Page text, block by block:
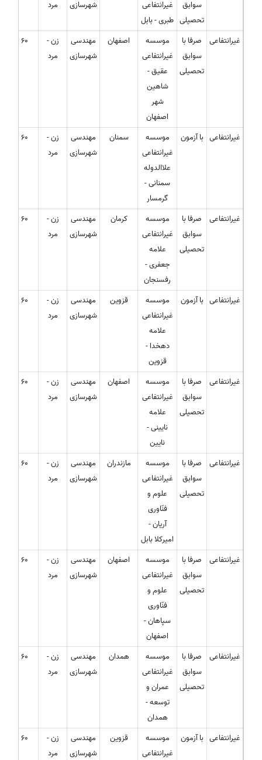
سوابق
تحصیلی
غیرانتفاعی
طبری - بابل
شهرسازی مرد
غیرانتفاعی
صرفا با
سوابق
تحصیلی
موسسه
غیرانتفاعی
عقیق -
شاهین
شهر
اصفهان
اصفهان
مهندسی
شهرسازی
زن -
مرد
60
غیرانتفاعی با آزمون
موسسه
غیرانتفاعی
علاالدوله
سمنانی -
گرمسار
سمنان
مهندسی
شهرسازی
زن -
مرد
60
غیرانتفاعی
صرفا با
سوابق
تحصیلی
موسسه
غیرانتفاعی
علامه
جعفری -
رفسنجان
کرمان
مهندسی
شهرسازی
زن -
مرد
60
غیرانتفاعی با آزمون
موسسه
غیرانتفاعی
علامه
دهخدا -
قزوین
قزوین
مهندسی
شهرسازی
زن -
مرد
60
غیرانتفاعی
صرفا با
سوابق
تحصیلی
موسسه
غیرانتفاعی
علامه
نایینی -
نایین
اصفهان
مهندسی
شهرسازی
زن -
مرد
60
غیرانتفاعی
صرفا با
سوابق
تحصیلی
موسسه
غیرانتفاعی
علوم و
فنّاوری
آریان -
امیرکلا بابل
مازندران
مهندسی
شهرسازی
زن -
مرد
60
غیرانتفاعی
صرفا با
سوابق
تحصیلی
موسسه
غیرانتفاعی
علوم و
فنّاوری
سپاهان -
اصفهان
اصفهان
مهندسی
شهرسازی
زن -
مرد
60
غیرانتفاعی
صرفا با
سوابق
تحصیلی
موسسه
غیرانتفاعی
عمران و
توسعه -
همدان
همدان
مهندسی
شهرسازی
زن -
مرد
60
غیرانتفاعی با آزمون
موسسه
غیرانتفاعی
قزوین
مهندسی
شهرسازی
زن -
مرد
60